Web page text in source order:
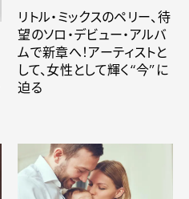
リトル・ミックスのペリー、待
望のソロ・デビュー・アルバ
ムで新章へ！アーティストと
して、女性として輝く“今”に
迫る